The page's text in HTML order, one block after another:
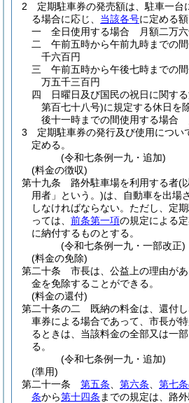
2
定期駐車券の発売額は、駐車一台
る場合に応じ、 当該各号に定める額
一
全日使用する場合 月額二万六
二
午前五時から午前九時までの
千六百円
三
午前五時から午後七時までの
万五千三百円
四
日曜日及び国民の祝日に関す
第百七十八号)に規定する休日を
後十一時までの間使用する場合
3
定期駐車券の発行及び使用につい
定める。
(令和七条例一九・追加)
(料金の徴収)
第十九条
路外駐車場を利用する者(
用者」という。)は、自動車を出場
しなければならない。 ただし、定
っては、 前条第一項の規定による
に納付するものとする。
(令和七条例一九・一部改正)
(料金の免除)
第二十条
市長は、公益上の理由が
金を免除することができる。
(料金の還付)
第二十条の二
既納の料金は、還付し
車券による場合であって、市長が
るときは、当該料金の全部又は一
る。
(令和七条例一九・追加)
(準用)
第二十一条
第五条 第六条 第七
条から第十四条 までの規定は、路